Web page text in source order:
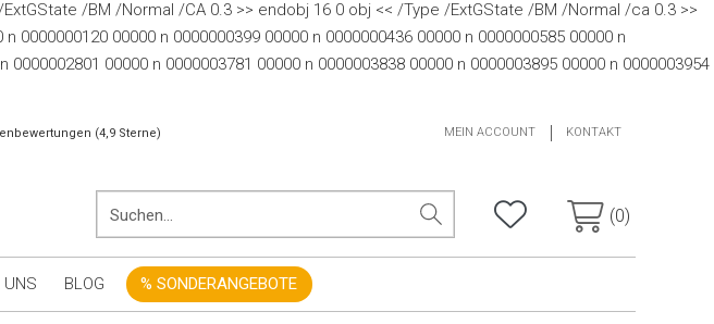
/BM /Normal /CA 0.3 >> endobj 16 0 obj << /Type /ExtGState /BM /Normal /ca 0.3 >>
00000 n 0000000399 00000 n 0000000436 00000 n 0000000585 00000 n
00000 n 0000003781 00000 n 0000003838 00000 n 0000003895 00000 n 0000003954
(4,9 Sterne) MEIN ACCOUNT KONTAKT
(0)
UNS BLOG % SONDERANGEBOTE